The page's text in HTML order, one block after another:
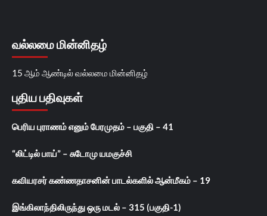
வல்லமை மின்னிதழ்
15 ஆம் ஆண்டில் வல்லமை மின்னிதழ்
புதிய பதிவுகள்
பெரிய புராணம் எனும் பேரமுதம் – பகுதி – 41
“லிட்டில் பாய்” – சுடோமு யமகுச்சி
கவியரசர் கண்ணதாசனின் பாடல்களில் ஆன்மீகம் – 19
இங்கிலாந்திலிருந்து ஒரு மடல் – 315 (பகுதி-1)